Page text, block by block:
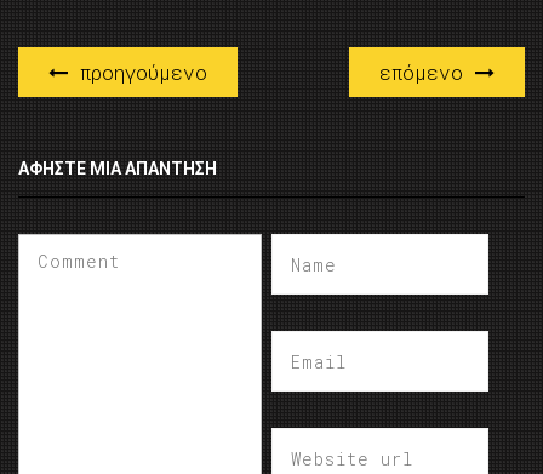
προηγούμενο επόμενο
ΑΦΉΣΤΕ ΜΙΑ ΑΠΆΝΤΗΣΗ